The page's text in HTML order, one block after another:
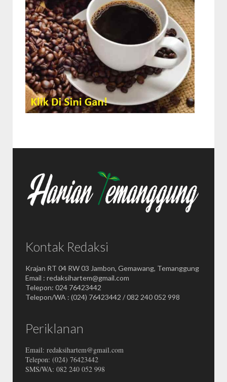
Kontak Redaksi
Krajan RT 04 RW 03 Jambon, Gemawang, Temanggung
Email : redaksihartem@gmail.com
Telepon: 024 76423442
Telepon/WA : (024) 76423442 / 082 240 052 998
Periklanan
Email: redaksihartem@gmail.com
Telepon: (024) 76423442
SMS/WA: 082 240 052 998